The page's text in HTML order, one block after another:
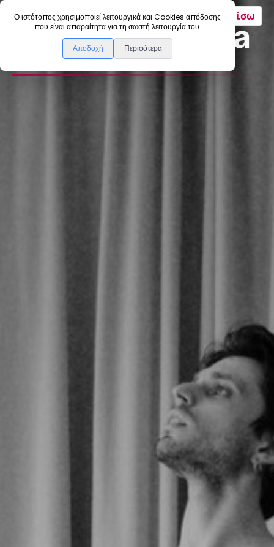
Ο ιστότοπος χρησιμοποιεί λειτουργικά και Cookies απόδοσης
που είναι απαραίτητα για τη σωστή λειτουργία του.
Αποδοχή Περισότερα
Πίσω
Giordano Bozza